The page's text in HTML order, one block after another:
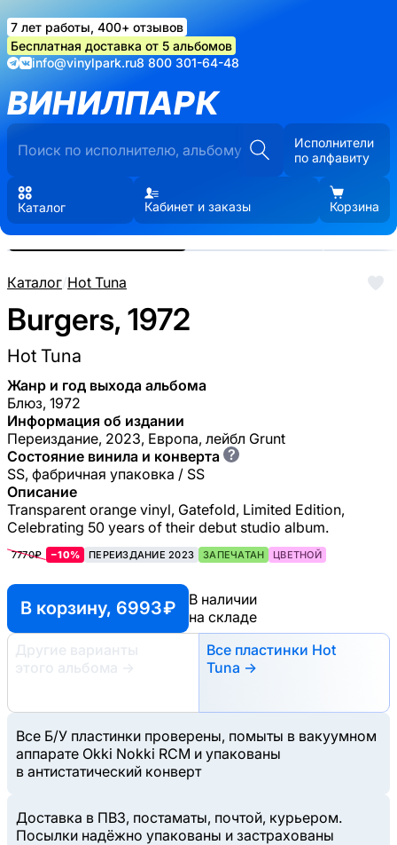
7 лет работы, 400+ отзывов
Бесплатная доставка от 5 альбомов
info@vinylpark.ru8 800 301-64-48
ВИНИЛПАРК
Исполнители
по алфавиту
Каталог Кабинет и заказы Корзина
Каталог/Hot Tuna
Burgers, 1972
Hot Tuna
Жанр и год выхода альбома
Блюз, 1972
Информация об издании
Переиздание, 2023, Европа, лейбл Grunt
Состояние винила и конверта ?
SS, фабричная упаковка / SS
Описание
Transparent orange vinyl, Gatefold, Limited Edition,
Celebrating 50 years of their debut studio album.
7770₽ −10% ПЕРЕИЗДАНИЕ 2023 ЗАПЕЧАТАН ЦВЕТНОЙ
В корзину, 6993 ₽
В наличии
на складе
Другие варианты
этого альбома
→
Все пластинки Hot
Tuna →
Все Б/У пластинки проверены, помыты в вакуумном
аппарате Okki Nokki RCM и упакованы
в антистатический конверт
Доставка в ПВЗ, постаматы, почтой, курьером.
Посылки надёжно упакованы и застрахованы
Реальные фото пластинки.
Нажмите, чтобы увеличить